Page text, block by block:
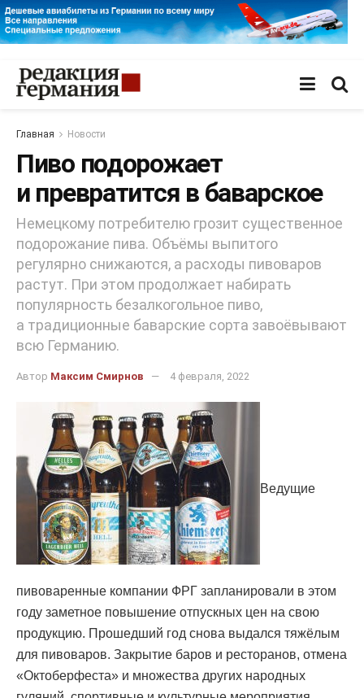
Главная Новости
Пиво подорожает
и превратится в баварское
Немецкому потребителю грозит существенное
подорожание пива. Объёмы выпитого
регулярно снижаются, а расходы пивоваров
растут. При этом продолжает набирать
популярность безалкогольное пиво,
а традиционные баварские сорта завоёвывают
всю Германию.
Автор Максим Смирнов 4 февраля, 2022
Ведущие
пивоваренные компании ФРГ запланировали в этом
году заметное повышение отпускных цен на свою
продукцию. Прошедший год снова выдался тяжёлым
для пивоваров. Закрытие баров и ресторанов, отмена
«Октоберфеста» и множества других народных